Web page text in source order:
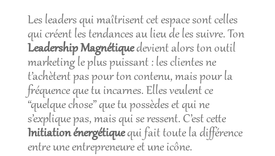
Les leaders qui maîtrisent cet espace sont celles
qui créent les tendances au lieu de les suivre. Ton
Leadership Magnétiquedevient alors ton outil
marketing le plus puissant : les clientes ne
t’achètent pas pour ton contenu, mais pour la
fréquence que tu incarnes. Elles veulent ce
“quelque chose” que tu possèdes et qui ne
s’explique pas, mais qui se ressent. C’est cette
Initiation énergétiquequi fait toute la différence
entre une entrepreneure et une icône.